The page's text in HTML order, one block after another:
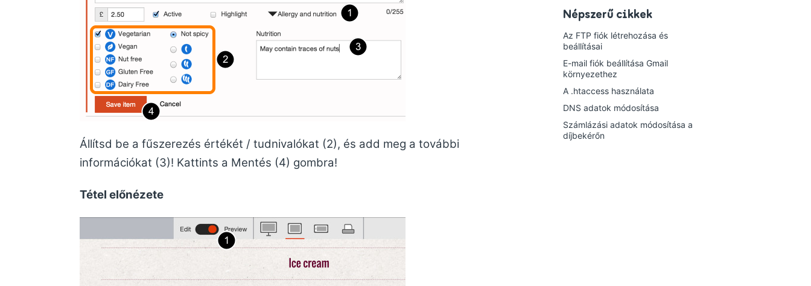
Állítsd be a fűszerezés értékét / tudnivalókat (2), és add meg a további
információkat (3)! Kattints a Mentés (4) gombra!
Tétel előnézete
Népszerű cikkek
Az FTP fiók létrehozása és
beállításai
E-mail fiók beállítása Gmail
környezethez
A .htaccess használata
DNS adatok módosítása
Számlázási adatok módosítása a
díjbekérőn